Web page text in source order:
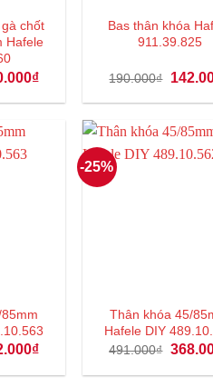
chốt
Hafele
₫Giá
tại
330.000₫.
Bas thân khóa
911.39.825
190.000₫ Giá
là:
₫Giá
tại
-25%
Thân khóa 45/
Hafele DIY
491.000₫ Giá
là: